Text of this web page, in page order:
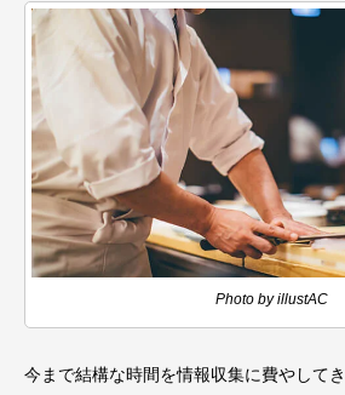
Photo by illustAC
今まで結構な時間を情報収集に費やしてき